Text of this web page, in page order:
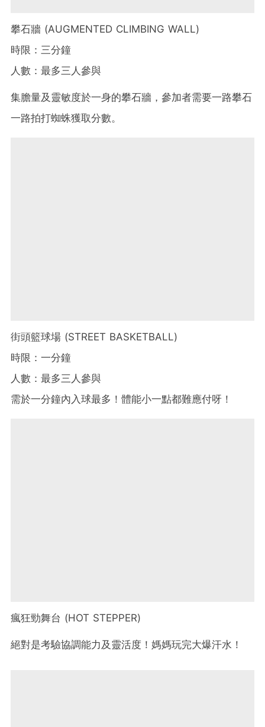
攀石牆 (AUGMENTED CLIMBING WALL)
時限：三分鐘
人數：最多三人參與
集膽量及靈敏度於一身的攀石牆，參加者需要一路攀石
一路拍打蜘蛛獲取分數。
街頭籃球場 (STREET BASKETBALL)
時限：一分鐘
人數：最多三人參與
需於一分鐘內入球最多！體能小一點都難應付呀！
瘋狂勁舞台 (HOT STEPPER)
絕對是考驗協調能力及靈活度！媽媽玩完大爆汗水！